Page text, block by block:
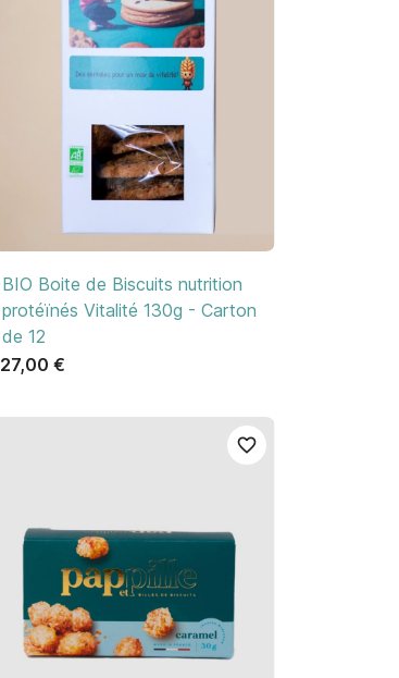
Aperçu rapide
BIO Boite de Biscuits nutrition
protéïnés Vitalité 130g - Carton
de 12
27,00 €
favorite_border